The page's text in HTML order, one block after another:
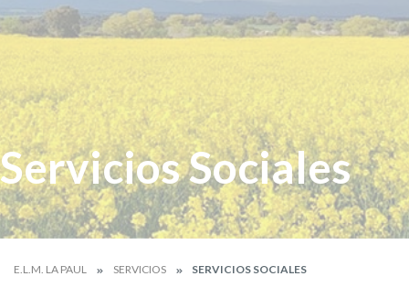
Servicios Sociales
E.L.M. LA PAUL SERVICIOS SERVICIOS SOCIALES